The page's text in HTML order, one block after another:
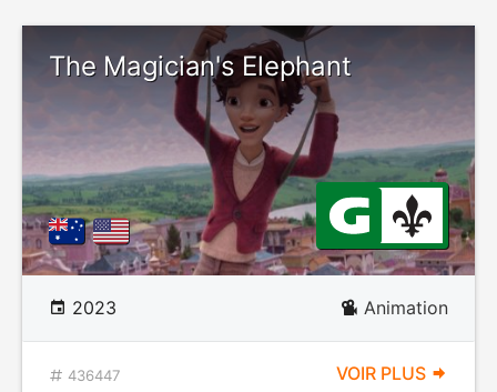
The Magician's Elephant
2023 Animation
436447 VOIR PLUS